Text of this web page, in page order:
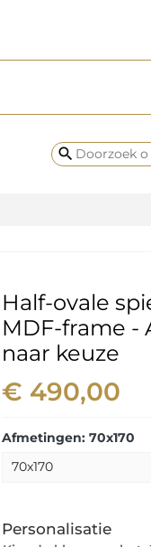
search
Half-ovale
MDF-frame -
naar keuze
€ 490,00
Afmetingen: 70x170
Personalisatie